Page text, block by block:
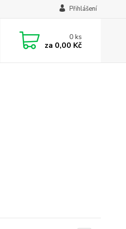
Přihlášení
0ks
za 0,00 Kč